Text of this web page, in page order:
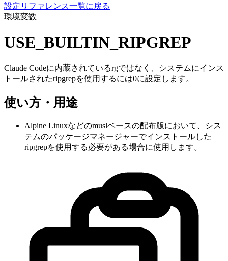
設定リファレンス一覧に戻る
環境変数
USE_BUILTIN_RIPGREP
Claude Codeに内蔵されているrgではなく、システムにインス
トールされたripgrepを使用するには0に設定します。
使い方・用途
Alpine Linuxなどのmuslベースの配布版において、シス
テムのパッケージマネージャーでインストールした
ripgrepを使用する必要がある場合に使用します。